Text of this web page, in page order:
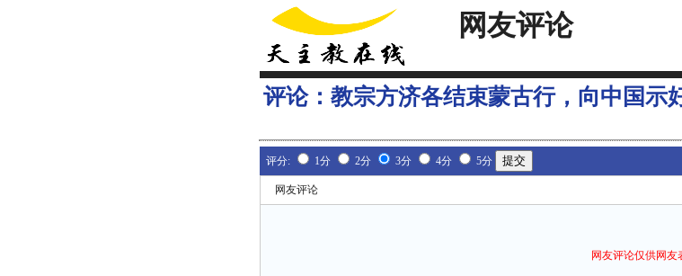
网友评论
评论： 教宗方济各结束蒙古行，向中国示
评分: 1分 2分 3分 4分 5分
网友评论
网友评论仅供网